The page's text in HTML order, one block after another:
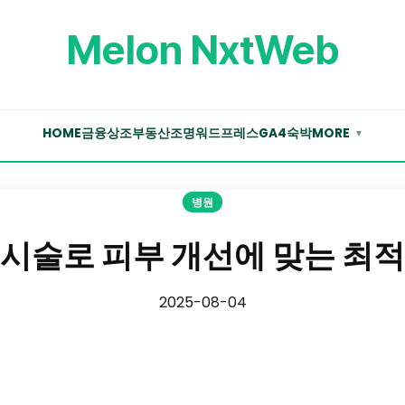
Melon NxtWeb
HOME금융상조부동산조명워드프레스GA4숙박MORE ▼
병원
술로 피부 개선에 맞는 최
2025-08-04